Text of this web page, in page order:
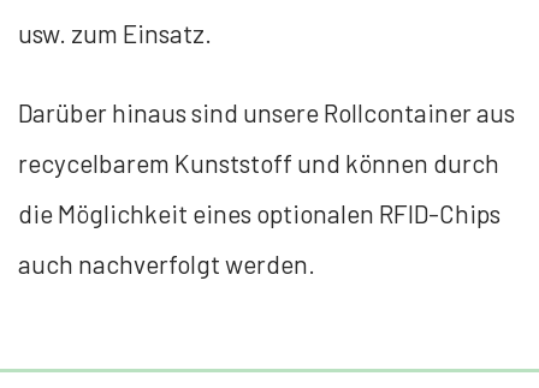
usw. zum Einsatz.
Darüber hinaus sind unsere Rollcontainer aus
recycelbarem Kunststoff und können durch
die Möglichkeit eines optionalen RFID-Chips
auch nachverfolgt werden.